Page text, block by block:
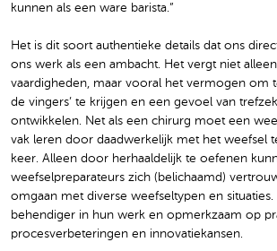
kunnen als een ware barista.”
Het is dit soort authentieke details dat ons
ons werk als een ambacht. Het vergt niet
vaardigheden, maar vooral het vermogen om
de vingers’ te krijgen en een gevoel van
ontwikkelen. Net als een chirurg moet een
vak leren door daadwerkelijk met het weefsel
keer. Alleen door herhaaldelijk te oefenen
weefselpreparateurs zich (belichaamd)
omgaan met diverse weefseltypen en
behendiger in hun werk en opmerkzaam op
procesverbeteringen en innovatiekansen.